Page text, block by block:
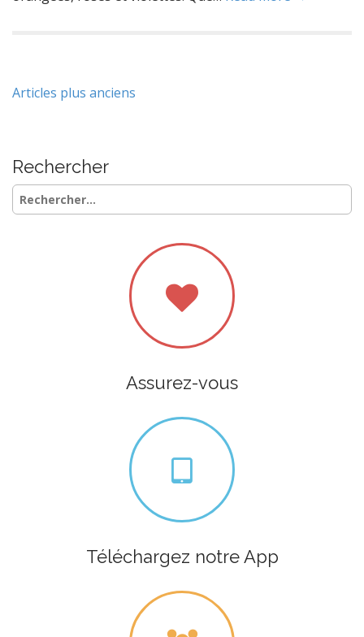
Navigation
Articles plus anciens
Rechercher
Rechercher :
Assurez-vous
Téléchargez notre App